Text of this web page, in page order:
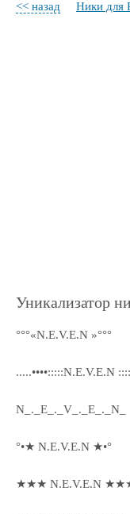
<< назад Ники для
Уникализатор
°°°«N.E.V.E.N »°°°
.....••••:::::N.E.V.E.N
N_._E_._V_._E_._N_
°•★ N.E.V.E.N ★•°
★★★ N.E.V.E.N